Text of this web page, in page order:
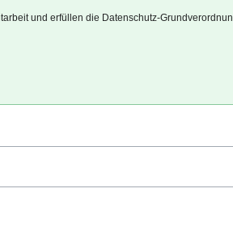
und erfüllen die Datenschutz-